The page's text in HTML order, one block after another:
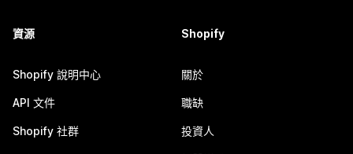
資源
Shopify 說明中心
API 文件
Shopify 社群
Shopify
關於
職缺
投資人